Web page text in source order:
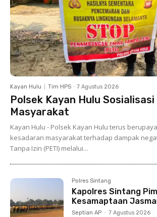
Kayan Hulu Tim HPS - 7 Agustus 2026
Polsek Kayan Hulu Sosialisasi
Masyarakat
Kayan Hulu - Polsek Kayan Hulu terus
kesadaran masyarakat terhadap dampak
Tanpa Izin (PETI) melalui...
Polres Sintang
Kapolres Sintang
Kesamaptaan
Septian AP - 7 Agustus 2026